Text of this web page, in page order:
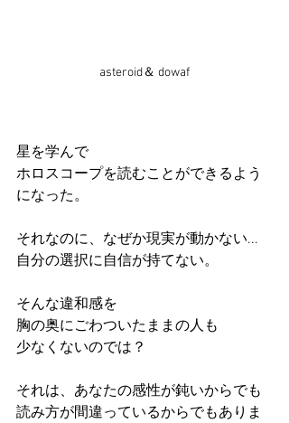
asteroid＆ dowaf
星を学んで
ホロスコープを読むことができるよう
になった。
それなのに、なぜか現実が動かない...
自分の選択に自信が持てない。
そんな違和感を
胸の奥にごわついたままの人も
少なくないのでは？
それは、あなたの感性が鈍いからでも
読み方が間違っているからでもありま